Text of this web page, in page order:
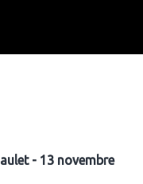
- 13 novembre